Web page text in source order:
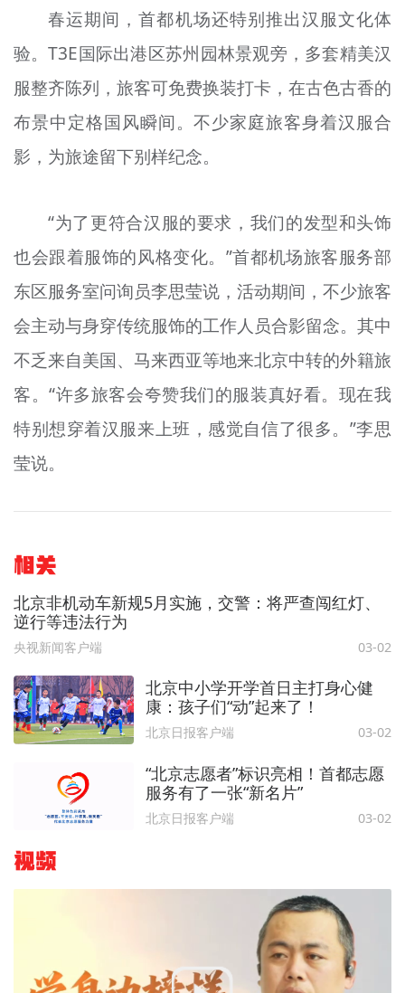
春运期间，首都机场还特别推出汉服文化体
验。T3E国际出港区苏州园林景观旁，多套精美汉
服整齐陈列，旅客可免费换装打卡，在古色古香的
布景中定格国风瞬间。不少家庭旅客身着汉服合
影，为旅途留下别样纪念。
“为了更符合汉服的要求，我们的发型和头饰
也会跟着服饰的风格变化。”首都机场旅客服务部
东区服务室问询员李思莹说，活动期间，不少旅客
会主动与身穿传统服饰的工作人员合影留念。其中
不乏来自美国、马来西亚等地来北京中转的外籍旅
客。“许多旅客会夸赞我们的服装真好看。现在我
特别想穿着汉服来上班，感觉自信了很多。”李思
莹说。
相关
北京非机动车新规5月实施，交警：将严查闯红灯、
逆行等违法行为
央视新闻客户端 03-02
北京中小学开学首日主打身心健
康：孩子们“动”起来了！
北京日报客户端 03-02
“北京志愿者”标识亮相！首都志愿
服务有了一张“新名片”
北京日报客户端 03-02
视频